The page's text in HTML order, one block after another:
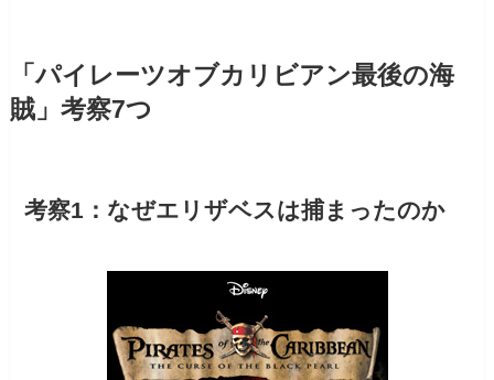
「パイレーツオブカリビアン最後の海
賊」考察7つ
考察1：なぜエリザベスは捕まったのか